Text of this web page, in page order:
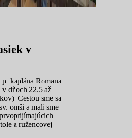
v
kaplána Romana
dňoch 22.5 až
Cestou sme sa
omši a mali sme
a ružencovej